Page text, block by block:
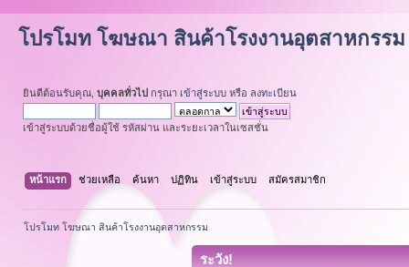
โปรโมท โฆษณา สินค้าโรงงานอุตสาหกรรม
ยินดีต้อนรับคุณ, บุคคลทั่วไป กรุณา เข้าสู่ระบบ หรือ ลงทะเบียน
เข้าสู่ระบบด้วยชื่อผู้ใช้ รหัสผ่าน และระยะเวลาในเซสชั่น
หน้าแรก ช่วยเหลือ ค้นหา ปฏิทิน เข้าสู่ระบบ สมัครสมาชิก
โปรโมท โฆษณา สินค้าโรงงานอุตสาหกรรม
ระวัง!